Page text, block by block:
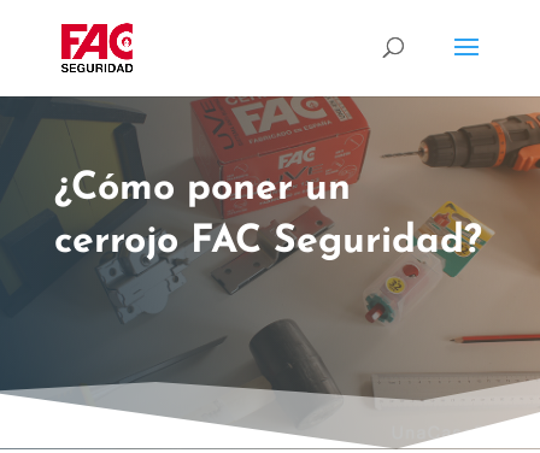
¿Cómo poner un
cerrojo FAC Seguridad?